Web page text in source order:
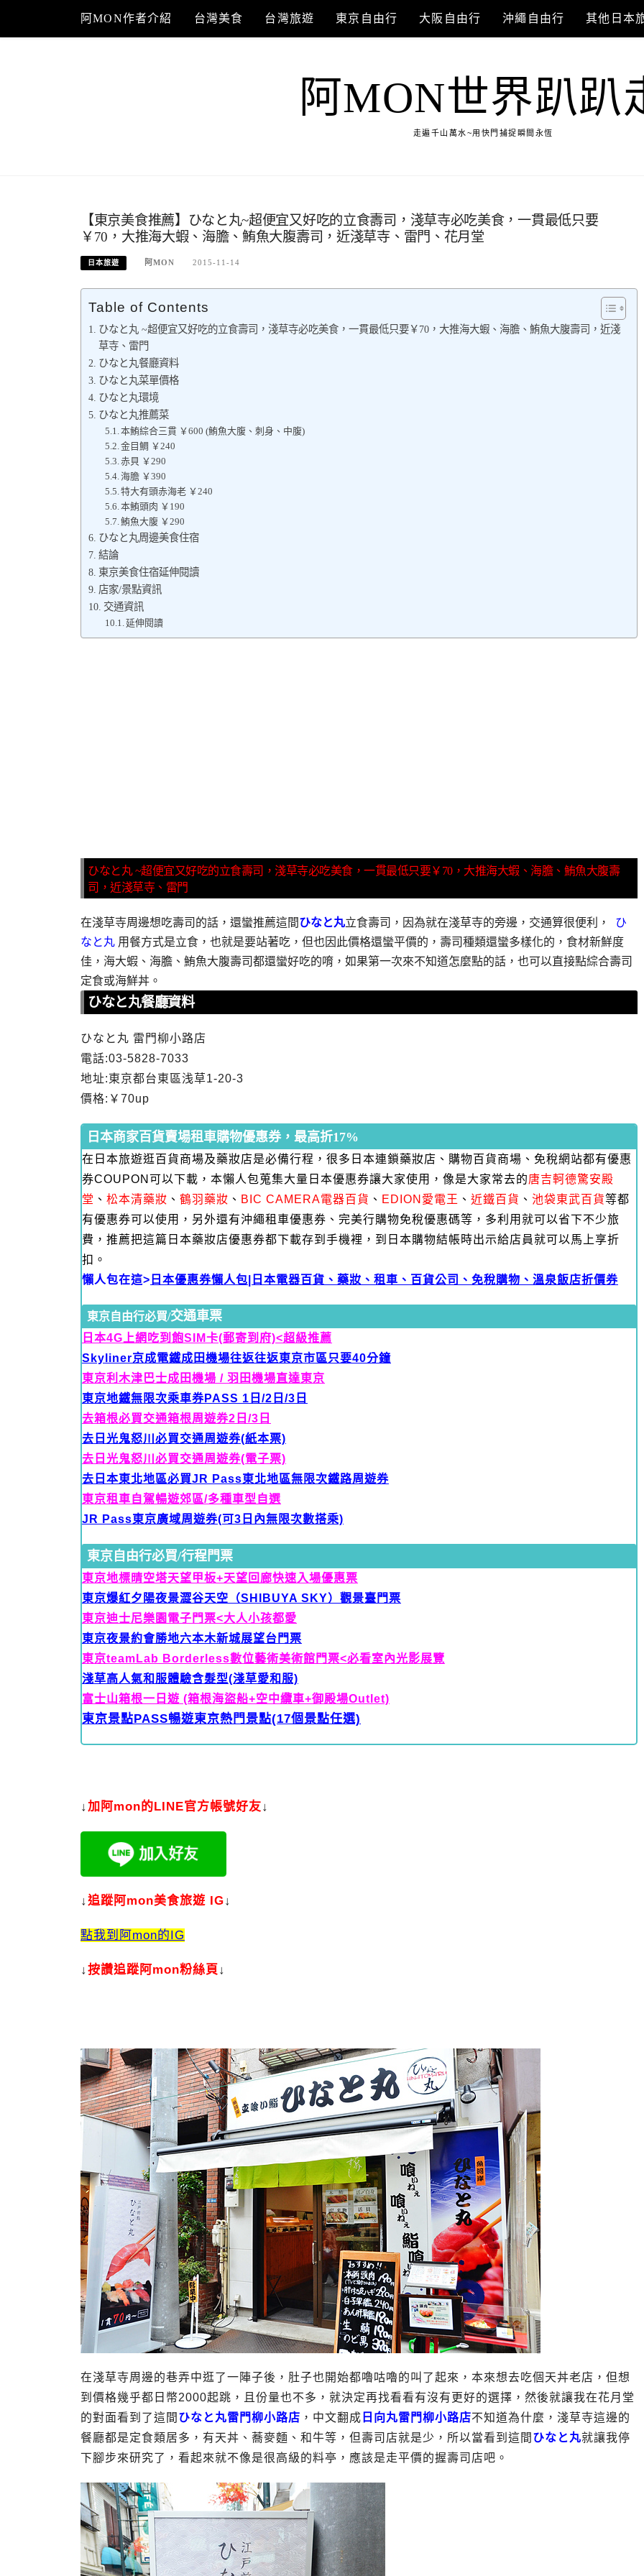
content
阿MON作者介紹 台灣美食 台灣旅遊 東京自由行 大阪自由行 沖繩自由行 其他日本
阿MON世界趴趴
走遍千山萬水~用快門捕捉瞬間永恆
【東京美食推薦】ひなと丸~超便宜又好吃的立食壽司，淺草寺必吃美食，一貫最低只要
￥70，大推海大蝦、海膽、鮪魚大腹壽司，近淺草寺、雷門、花月堂
日本旅遊 阿MON 2015-11-14
Table of Contents
ひなと丸 ~超便宜又好吃的立食壽司，淺草寺必吃美食，一貫最低只要￥70，大推海大蝦、海膽、鮪魚大腹壽司，近淺
草寺、雷門
ひなと丸餐廳資料
ひなと丸菜單價格
ひなと丸環境
ひなと丸推薦菜
本鮪綜合三貫 ￥600 (鮪魚大腹、刺身、中腹)
金目鯛 ￥240
赤貝 ￥290
海膽 ￥390
特大有頭赤海老 ￥240
本鮪頭肉 ￥190
鮪魚大腹 ￥290
ひなと丸周邊美食住宿
結論
東京美食住宿延伸閱讀
店家/景點資訊
交通資訊
延伸閱讀
ひなと丸 ~超便宜又好吃的立食壽司，淺草寺必吃美食，一貫最低只要￥70，大推海大蝦、海膽、鮪魚大腹壽
司，近淺草寺、雷門
在淺草寺周邊想吃壽司的話，還蠻推薦這間ひなと丸立食壽司，因為就在淺草寺的旁邊，交通算很便利， ひ
なと丸 用餐方式是立食，也就是要站著吃，但也因此價格還蠻平價的，壽司種類還蠻多樣化的，食材新鮮度
佳，海大蝦、海膽、鮪魚大腹壽司都還蠻好吃的唷，如果第一次來不知道怎麼點的話，也可以直接點綜合壽司
定食或海鮮丼。
ひなと丸餐廳資料
ひなと丸 雷門柳小路店
電話:03-5828-7033
地址:東京都台東區浅草1-20-3
價格:￥70up
日本商家百貨賣場租車購物優惠券，最高折17%
在日本旅遊逛百貨商場及藥妝店是必備行程，很多日本連鎖藥妝店、購物百貨商場、免稅網站都有優惠
券COUPON可以下載，本懶人包蒐集大量日本優惠券讓大家使用，像是大家常去的唐吉軻德驚安殿
堂 、 松本清藥妝 、 鶴羽藥妝 、 BIC CAMERA電器百貨 、 EDION愛電王 、 近鐵百貨 、 池袋東武百貨等都
有優惠券可以使用，另外還有沖繩租車優惠券、完美行購物免稅優惠碼等，多利用就可以省下不少旅
費，推薦把這篇日本藥妝店優惠券都下載存到手機裡，到日本購物結帳時出示給店員就可以馬上享折
扣。
懶人包在這> 日本優惠券懶人包|日本電器百貨、藥妝、租車、百貨公司、免稅購物、溫泉飯店折價券
東京自由行必買/交通車票
日本4G上網吃到飽SIM卡(郵寄到府)<超級推薦
Skyliner京成電鐵成田機場往返往返東京市區只要40分鐘
東京利木津巴士成田機場 / 羽田機場直達東京
東京地鐵無限次乘車券PASS 1日/2日/3日
去箱根必買交通箱根周遊券2日/3日
去日光鬼怒川必買交通周遊券(紙本票)
去日光鬼怒川必買交通周遊券(電子票)
去日本東北地區必買JR Pass東北地區無限次鐵路周遊券
東京租車自駕暢遊郊區/多種車型自選
JR Pass東京廣域周遊券(可3日內無限次數搭乘)
東京自由行必買/行程門票
東京地標晴空塔天望甲板+天望回廊快速入場優惠票
東京爆紅夕陽夜景澀谷天空（SHIBUYA SKY）觀景臺門票
東京迪士尼樂園電子門票<大人小孩都愛
東京夜景約會勝地六本木新城展望台門票
東京teamLab Borderless數位藝術美術館門票<必看室內光影展覽
淺草高人氣和服體驗含髮型(淺草愛和服)
富士山箱根一日遊 (箱根海盜船+空中纜車+御殿場Outlet)
東京景點PASS暢遊東京熱門景點(17個景點任選)
↓加 阿mon的LINE官方帳號好友↓
↓追蹤阿mon美食旅遊 IG↓
點我到阿mon的IG
↓按讚追蹤阿mon粉絲頁 ↓
在淺草寺周邊的巷弄中逛了一陣子後，肚子也開始都嚕咕嚕的叫了起來，本來想去吃個天丼老店，但想
到價格幾乎都日幣2000起跳，且份量也不多，就決定再找看看有沒有更好的選擇，然後就讓我在花月堂
的對面看到了這間 ひなと丸雷門柳小路店 ，中文翻成 日向丸雷門柳小路店不知道為什麼，淺草寺這邊的
餐廳都是定食類居多，有天丼、蕎麥麵、和牛等，但壽司店就是少，所以當看到這間 ひなと丸就讓我停
下腳步來研究了，看起來就不像是很高級的料亭，應該是走平價的握壽司店吧。